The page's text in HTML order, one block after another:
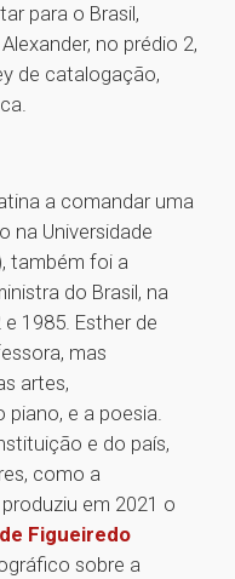
para o Brasil,
no prédio 2,
de catalogação,
a comandar uma
na Universidade
também foi a
do Brasil, na
1985. Esther de
mas
artes,
piano, e a poesia.
e do país,
como a
em 2021 o
Figueiredo
sobre a